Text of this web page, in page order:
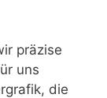
präzise
uns
die